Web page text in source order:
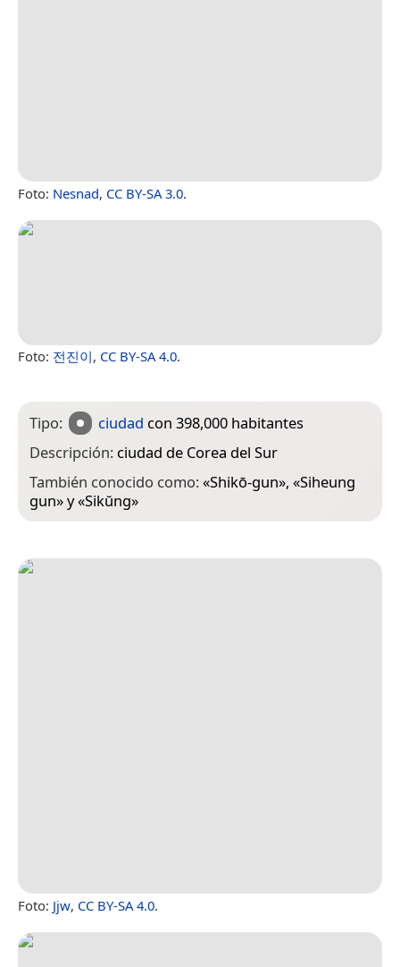
Foto: Nesnad, CC BY-SA 3.0.
Foto: 전진이, CC BY-SA 4.0.
Tipo: ciudad con 398,000 habitantes
Descripción: ciudad de Corea del Sur
También conocido como:«Shikō-gun», «Siheung
gun» y «Sikŭng»
Foto: Jjw, CC BY-SA 4.0.